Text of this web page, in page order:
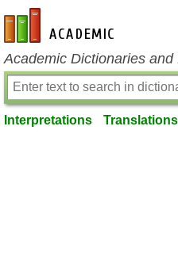
en-academic.com
Academic Dictionaries
Interpretations Translations